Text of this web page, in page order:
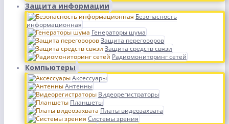
Защита информации
Безопасность
информационная
Генераторы шума
Защита переговоров
Защита средств связи
Радиомониторинг сетей
Компьютеры
Аксессуары
Антенны
Видеорегистраторы
Планшеты
Платы видеозахвата
Системы зрения